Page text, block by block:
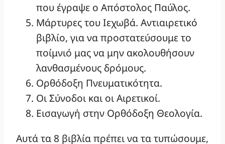
που έγραψε ο Απόστολος Παύλος.
Μάρτυρες του Ιεχωβά. Αντιαιρετικό
βιβλίο, για να προστατεύσουμε το
ποίμνιό μας να μην ακολουθήσουν
λανθασμένους δρόμους.
Ορθόδοξη Πνευματικότητα.
Οι Σύνοδοι και οι Αιρετικοί.
Εισαγωγή στην Ορθόδοξη Θεολογία.
Αυτά τα 8 βιβλία πρέπει να τα τυπώσουμε,